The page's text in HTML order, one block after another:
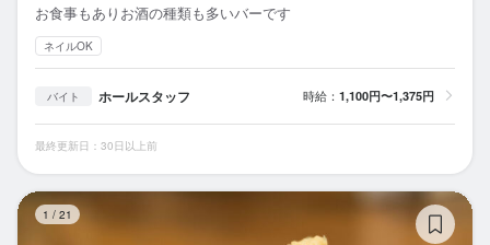
お食事もありお酒の種類も多いバーです
ネイルOK
バイト ホールスタッフ 時給： 1,100円〜1,375円
最終更新日：30日以上前
1 / 21